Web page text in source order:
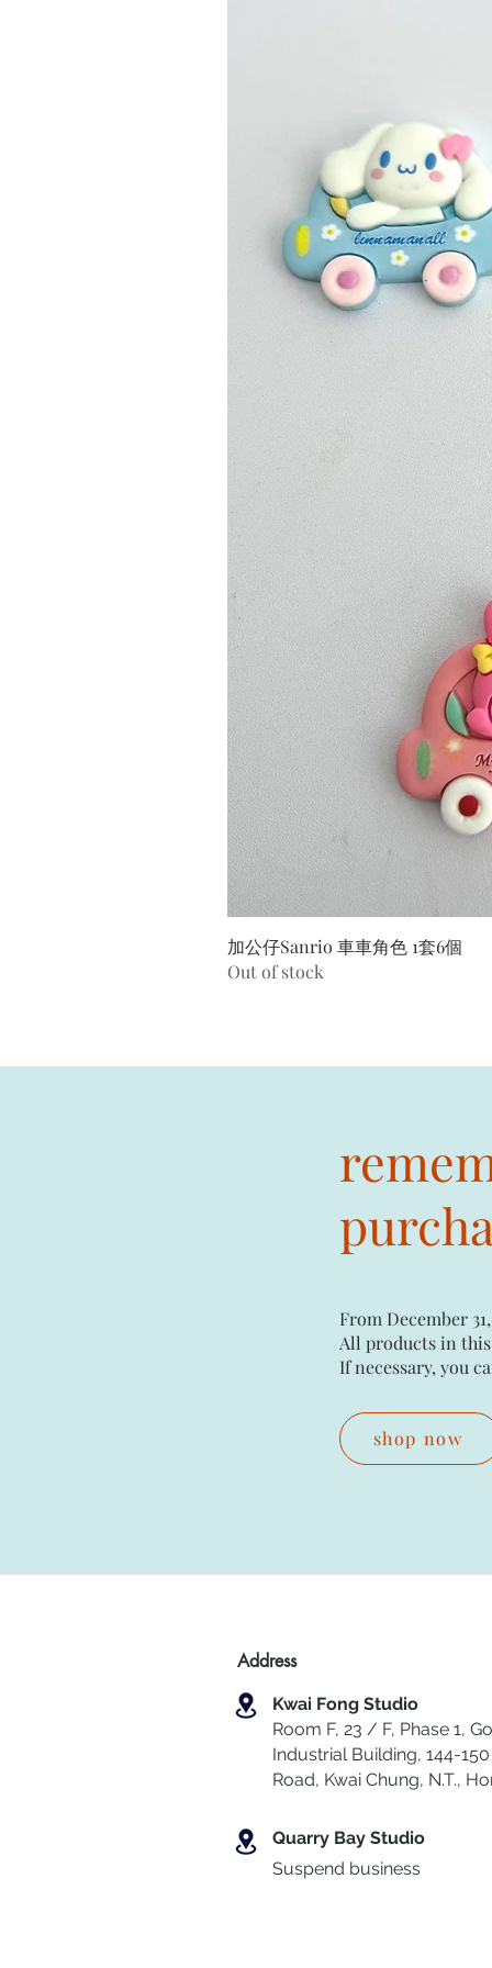
加公仔Sanrio 車車角色 1套6個
Out of stock
From December
All products in
If necessary, you
shop now
Address
Kwai Fong Studio
Room F, 23 / F, Phase 1,
Industrial Building, 144-150
Road, Kwai Chung, N.T.,
Quarry Bay Studio
Suspend business